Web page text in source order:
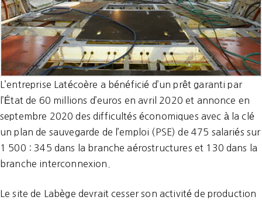
L’entreprise Latécoère a bénéficié d’un prêt garanti par
l’État de 60 millions d’euros en avril 2020 et annonce en
septembre 2020 des difficultés économiques avec à la clé
un plan de sauvegarde de l’emploi (PSE) de 475 salariés sur
1 500 : 345 dans la branche aérostructures et 130 dans la
branche interconnexion.
Le site de Labège devrait cesser son activité de production